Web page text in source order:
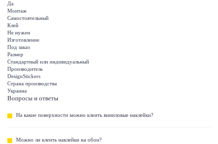
Да
Монтаж
Самостоятельный
Клей
Не нужен
Изготовление
Под заказ
Размер
Стандартный или индивидуальный
Производитель
DesignStickers
Страна производства
Украина
Вопросы и ответы
На какие поверхности можно клеить виниловые наклейки?
Можно ли клеить наклейки на обои?